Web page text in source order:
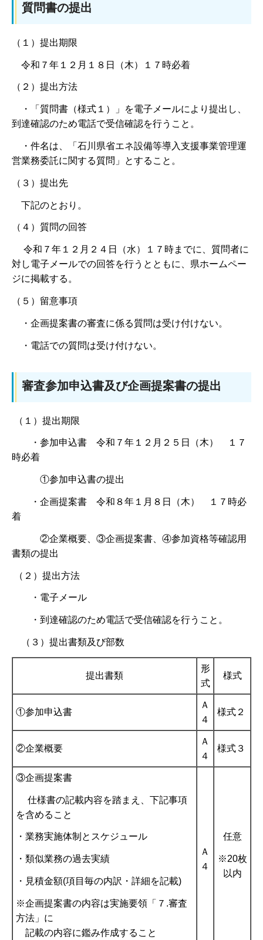
質問書の提出
（１）提出期限
令和７年１２月１８日（木）１７時必着
（２）提出方法
・「質問書（様式１）」を電子メールにより提出し、
到達確認のため電話で受信確認を行うこと。
・件名は、「石川県省エネ設備等導入支援事業管理運
営業務委託に関する質問」とすること。
（３）提出先
下記のとおり。
（４）質問の回答
令和７年１２月２４日（水）１７時までに、質問者に
対し電子メールでの回答を行うとともに、県ホームペー
ジに掲載する。
（５）留意事項
・企画提案書の審査に係る質問は受け付けない。
・電話での質問は受け付けない。
審査参加申込書及び企画提案書の提出
（１）提出期限
・参加申込書 令和７年１２月２５日（木） １７
時必着
①参加申込書の提出
・企画提案書 令和８年１月８日（木） １７時必
着
②企業概要、③企画提案書、④参加資格等確認用
書類の提出
（２）提出方法
・電子メール
・到達確認のため電話で受信確認を行うこと。
（３）提出書類及び部数
提出書類
形
式
様式
①参加申込書
Ａ
４
様式２
②企業概要
Ａ
４
様式３
③企画提案書
仕様書の記載内容を踏まえ、下記事項
を含めること
・業務実施体制とスケジュール
・類似業務の過去実績
・見積金額(項目毎の内訳・詳細を記載)
※企画提案書の内容は実施要領「７.審査
方法」に
記載の内容に鑑み作成すること
Ａ
４
任意
※20枚
以内